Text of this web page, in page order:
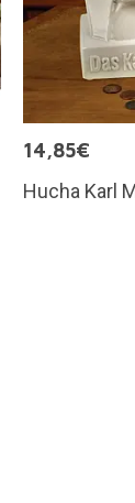
14,85€
Hucha Karl